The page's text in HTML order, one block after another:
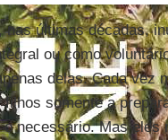
últimas décadas,
ou como
delas. Cada vez
somente a
necessário. Mas eles